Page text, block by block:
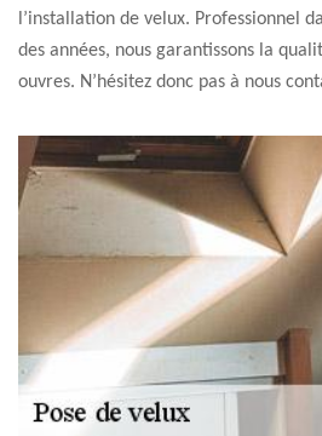
l’installation de velux. Professionnel
des années, nous garantissons la
ouvres. N’hésitez donc pas à nous